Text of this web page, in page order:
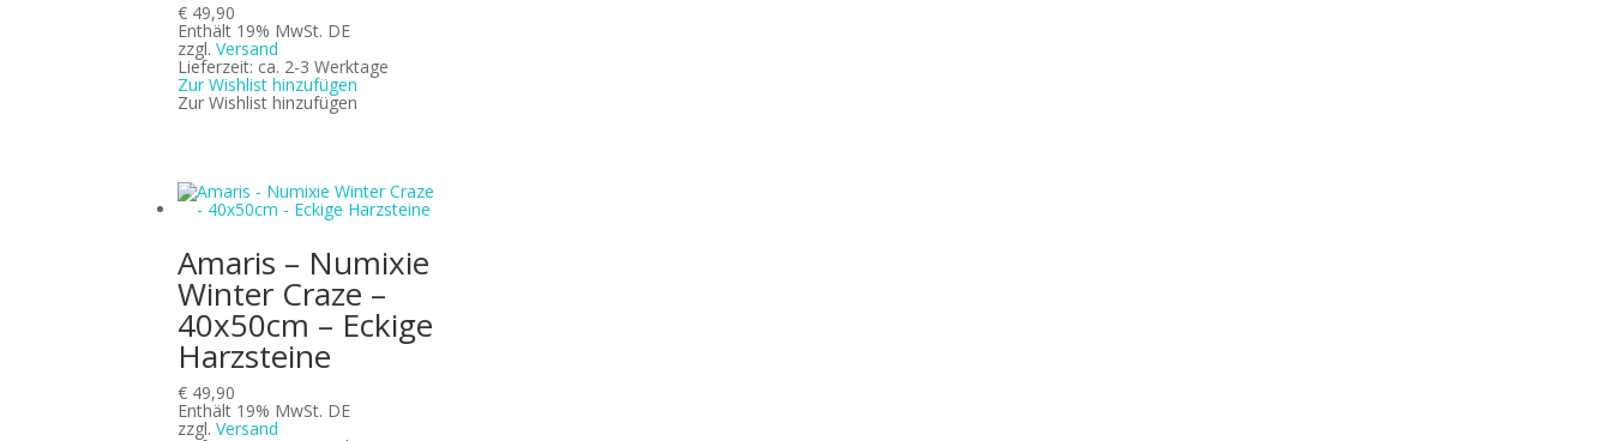
€ 49,90
Enthält 19% MwSt. DE
zzgl.Versand
Lieferzeit: ca. 2-3 Werktage
Zur Wishlist hinzufügen
Zur Wishlist hinzufügen
Amaris – Numixie
Winter Craze –
40x50cm – Eckige
Harzsteine
€ 49,90
Enthält 19% MwSt. DE
zzgl.Versand